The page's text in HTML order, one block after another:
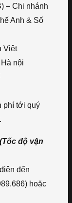
– Chi nhánh
Anh & Số
Việt
nội
phí tới quý
độ vận
đến
hoặc